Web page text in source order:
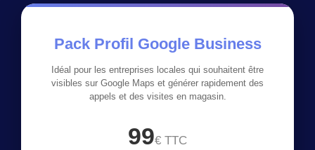
Pack Profil Google Business
Idéal pour les entreprises locales qui souhaitent être
visibles sur Google Maps et générer rapidement des
appels et des visites en magasin.
99€ TTC